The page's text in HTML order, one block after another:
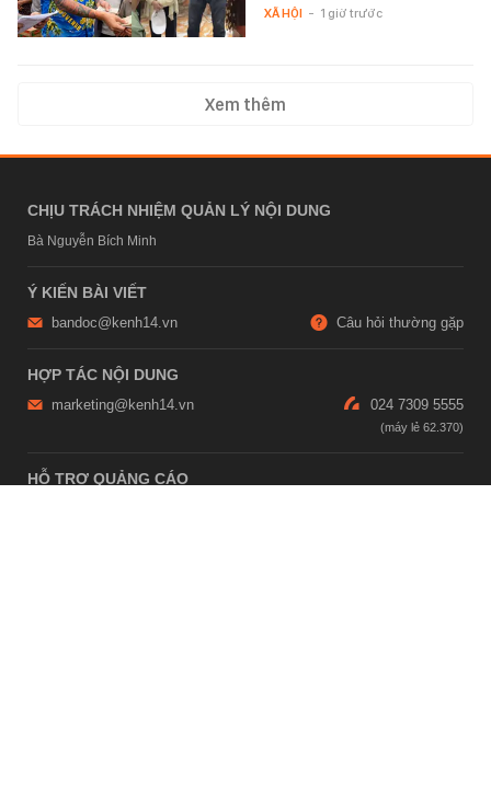
XÃ HỘI - 1 giờ trước
Xem thêm
CHỊU TRÁCH NHIỆM QUẢN LÝ NỘI DUNG
Bà Nguyễn Bích Minh
Ý KIẾN BÀI VIẾT
bandoc@kenh14.vn Câu hỏi thường gặp
HỢP TÁC NỘI DUNG
marketing@kenh14.vn 024 7309 5555
HỖ TRỢ QUẢNG CÁO